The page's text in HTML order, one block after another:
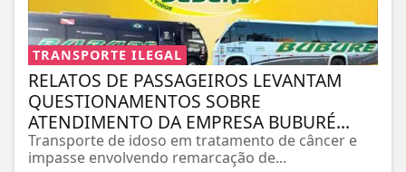
TRANSPORTE ILEGAL
RELATOS DE PASSAGEIROS LEVANTAM
QUESTIONAMENTOS SOBRE
ATENDIMENTO DA EMPRESA BUBURÉ...
Transporte de idoso em tratamento de câncer e
impasse envolvendo remarcação de...